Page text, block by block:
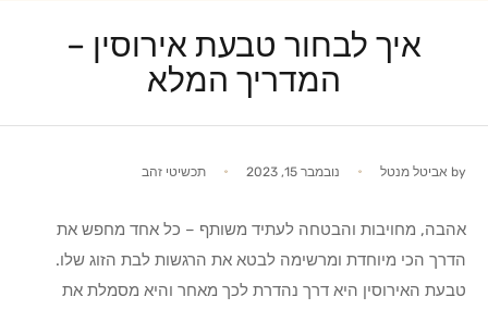
איך לבחור טבעת אירוסין –
המדריך המלא
by אביטל מנטל נובמבר 15, 2023 תכשיטי זהב
אהבה, מחויבות והבטחה לעתיד משותף – כל אחד מחפש את
הדרך הכי מיוחדת ומרשימה לבטא את הרגשות לבת הזוג שלו.
טבעת האירוסין היא דרך נהדרת לכך מאחר והיא מסמלת את